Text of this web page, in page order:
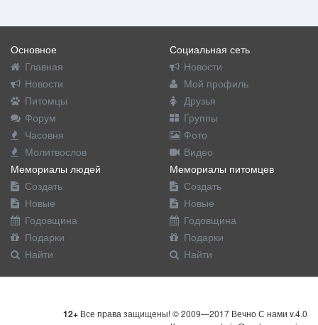
Основное
Главная
Новости
Питомцы
Форум
Часовня
Молитвослов
Социальная сеть
Новости
Мой профиль
Друзья
Группы
Фото
Видео
Мемориалы людей
Создать
Новые
Годовщина
Подарки
Найти
Мемориалы питомцев
Создать
Новые
Годовщина
Подарки
Найти
12+ Все права защищены! © 2009—2017 Вечно С нами v.4.0